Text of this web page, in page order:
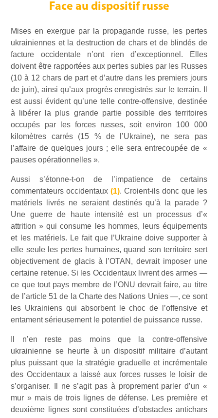
Face au dispositif russe
Mises en exergue par la propagande russe, les pertes
ukrainiennes et la destruction de chars et de blindés de
facture occidentale n’ont rien d’exceptionnel. Elles
doivent être rapportées aux pertes subies par les Russes
(10 à 12 chars de part et d’autre dans les premiers jours
de juin), ainsi qu’aux progrès enregistrés sur le terrain. Il
est aussi évident qu’une telle contre-offensive, destinée
à libérer la plus grande partie possible des territoires
occupés par les forces russes, soit environ 100 000
kilomètres carrés (15 % de l’Ukraine), ne sera pas
l’affaire de quelques jours ; elle sera entrecoupée de «
pauses opérationnelles ».
Aussi s’étonne-t-on de l’impatience de certains
commentateurs occidentaux(1). Croient-ils donc que les
matériels livrés ne seraient destinés qu’à la parade ?
Une guerre de haute intensité est un processus d’«
attrition » qui consume les hommes, leurs équipements
et les matériels. Le fait que l’Ukraine doive supporter à
elle seule les pertes humaines, quand son territoire sert
objectivement de glacis à l’OTAN, devrait imposer une
certaine retenue. Si les Occidentaux livrent des armes —
ce que tout pays membre de l’ONU devrait faire, au titre
de l’article 51 de la Charte des Nations Unies —, ce sont
les Ukrainiens qui absorbent le choc de l’offensive et
entament sérieusement le potentiel de puissance russe.
Il n’en reste pas moins que la contre-offensive
ukrainienne se heurte à un dispositif militaire d’autant
plus puissant que la stratégie graduelle et incrémentale
des Occidentaux a laissé aux forces russes le loisir de
s’organiser. Il ne s’agit pas à proprement parler d’un «
mur » mais de trois lignes de défense. Les première et
deuxième lignes sont constituées d’obstacles antichars